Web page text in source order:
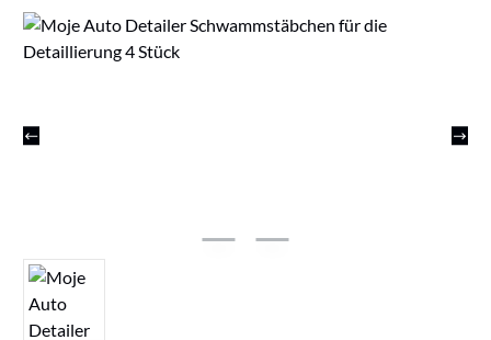
Bildergalerie überspringen